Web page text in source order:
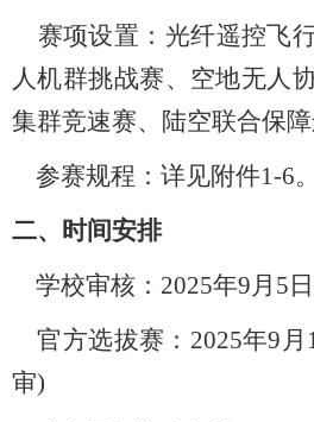
赛项设置：光纤遥控飞
人机群挑战赛、空地无人
集群竞速赛、陆空联合保障
参赛规程：详见附件1-6。
二、时间安排
学校审核：2025年9月5
官方选拔赛：2025年9
审)